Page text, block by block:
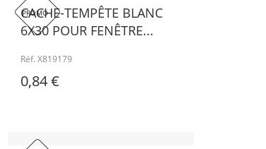
PROMO !
CACHE-TEMPÊTE BLANC
6X30 POUR FENÊTRE...
Réf. X819179
0,84 €